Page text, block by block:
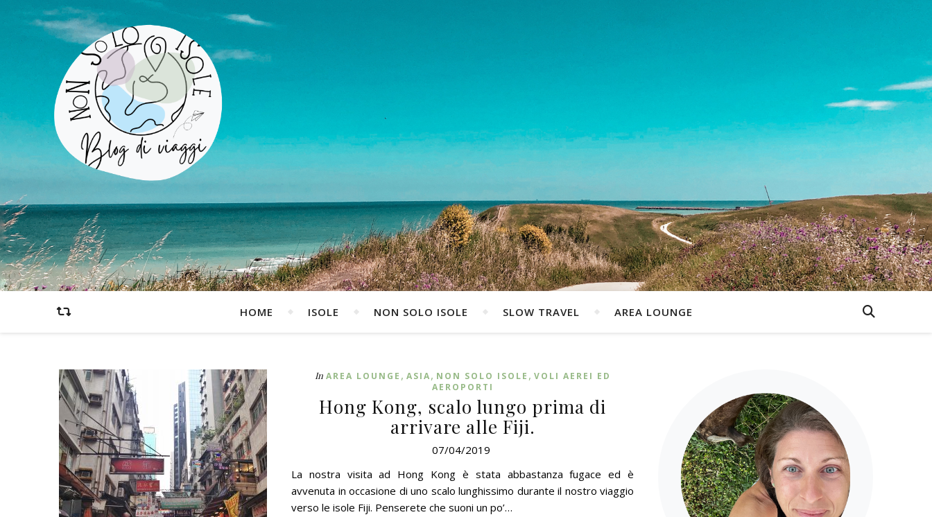
HOME ISOLE NON SOLO ISOLE SLOW TRAVEL AREA LOUNGE
In AREA LOUNGE , ASIA, NON SOLO ISOLE , VOLI AEREI ED
AEROPORTI
Hong Kong, scalo lungo prima di
arrivare alle Fiji.
07/04/2019
La nostra visita ad Hong Kong è stata abbastanza fugace ed è
avvenuta in occasione di uno scalo lunghissimo durante il nostro viaggio
verso le isole Fiji. Penserete che suoni un po’…